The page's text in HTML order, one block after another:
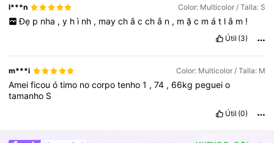
l***n Color: Multicolor / Talla: S
Đẹ p nha , y hì nh , may ch ắ c ch ắ n , m ặ c m á t l ắ m !
Útil (3)
m***i Color: Multicolor / Talla: M
Ameificouótimo nocorpotenho1 ,74 , 66kg pegueio
tamanho S
Útil (0)